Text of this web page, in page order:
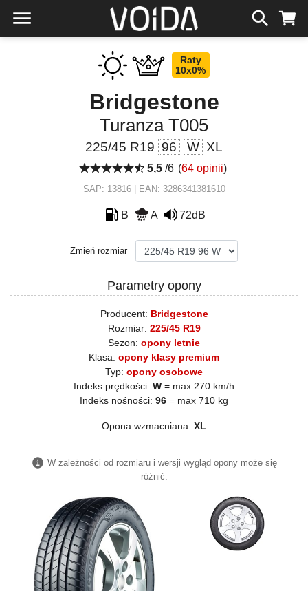
Raty
10x0%
Bridgestone
Turanza T005
225/45 R19 96 W XL
5,5/6 (64 opinii)
SAP: 13816 | EAN: 3286341381610
B A 72dB
Zmień rozmiar
Parametry opony
Producent: Bridgestone
Rozmiar: 225/45 R19
Sezon: opony letnie
Klasa: opony klasy premium
Typ: opony osobowe
Indeks prędkości: W = max 270 km/h
Indeks nośności: 96 = max 710 kg
Opona wzmacniana: XL
W zależności od rozmiaru i wersji wygląd opony może się
różnić.